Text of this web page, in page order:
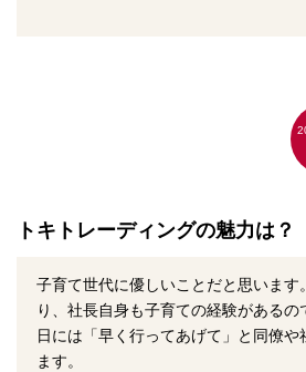
トキトレーディングの魅力は？
子育て世代に優しいことだと思います
り、社長自身も子育ての経験がある
日には「早く行ってあげて」と同僚や
ます。